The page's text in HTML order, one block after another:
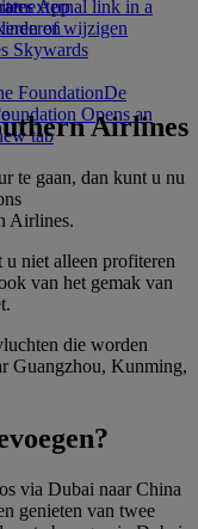
external link in a
FoundationDe
Opens an
tab
Skywards
App
of wijzigen
Airlines
te gaan, dan kunt u nu
Airlines.
niet alleen profiteren
van het gemak van
die worden
Guangzhou, Kunming,
via Dubai naar China
genieten van twee